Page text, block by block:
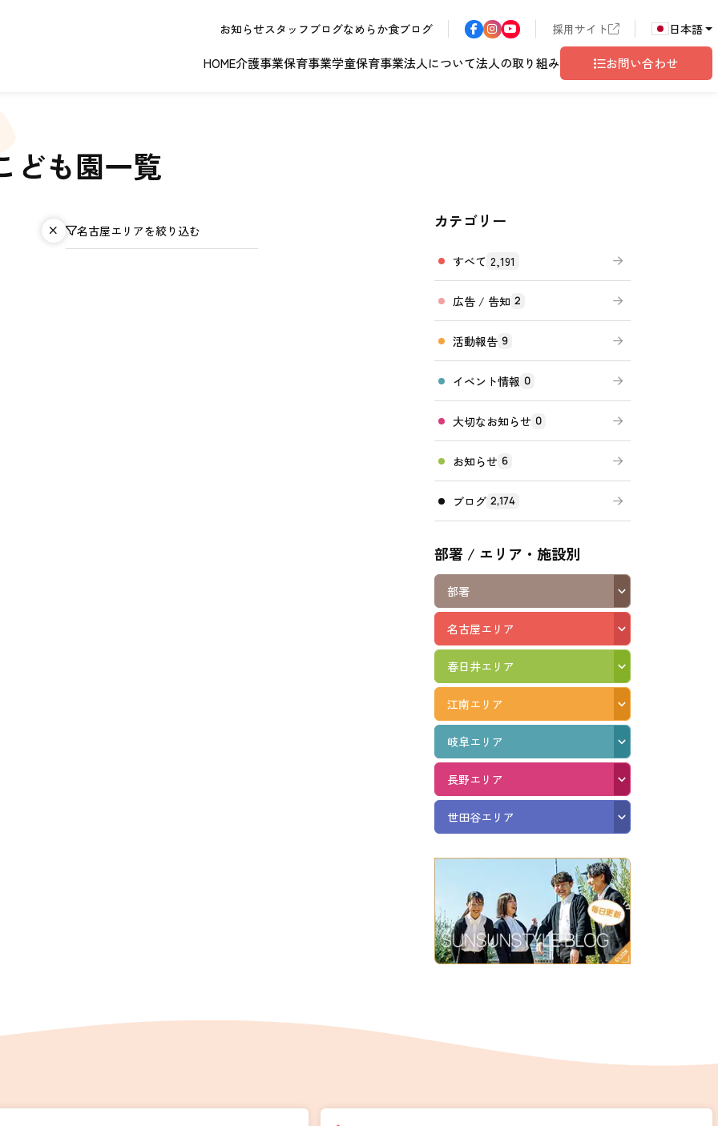
お知らせスタッフブログなめらか食ブログ 採用サイト 日本語
HOME介護事業
春日井エリア 江南エリア 長野エリア
高齢者向けの部屋を借りたい
施設等に通って介護、リハビリを受けたい
福祉器具（車いす・ベッド等）を利用したい
保育事業
ジョイフルドーム前こども園
学童保育事業法人について
理事長挨拶
処遇改善加算について
法人の取り組み
ノーリフティングポリシー
福祉リンク集
お問い合わせ
ボランティアに関する
お問い合わせ
ども園一覧
名古屋エリアを絞り込む カテゴリー
すべて 2,191
広告 / 告知 2
活動報告 9
イベント情報 0
大切なお知らせ 0
お知らせ 6
ブログ 2,174
部署 / エリア・施設別
部署
名古屋エリア
春日井エリア
江南エリア
岐阜エリア
長野エリア
世田谷エリア